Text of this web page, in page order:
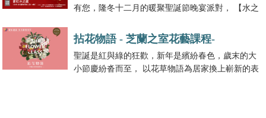
有您，隆冬十二月的暖聚聖誕節晚宴派對， 【水之
拈花物語 - 芝蘭之室花藝課程-
聖誕是紅與綠的狂歡，新年是繽紛春色，歲末的大
小節慶紛沓而至， 以花草物語為居家換上嶄新的表